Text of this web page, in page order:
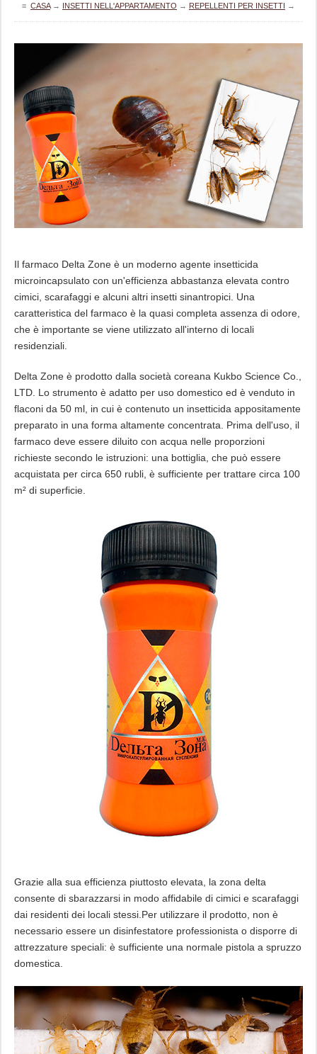
≡ CASA→ INSETTI NELL'APPARTAMENTO → REPELLENTI PER INSETTI →
Il farmaco Delta Zone è un moderno agente insetticida
microincapsulato con un'efficienza abbastanza elevata contro
cimici, scarafaggi e alcuni altri insetti sinantropici. Una
caratteristica del farmaco è la quasi completa assenza di odore,
che è importante se viene utilizzato all'interno di locali
residenziali.
Delta Zone è prodotto dalla società coreana Kukbo Science Co.,
LTD. Lo strumento è adatto per uso domestico ed è venduto in
flaconi da 50 ml, in cui è contenuto un insetticida appositamente
preparato in una forma altamente concentrata. Prima dell'uso, il
farmaco deve essere diluito con acqua nelle proporzioni
richieste secondo le istruzioni: una bottiglia, che può essere
acquistata per circa 650 rubli, è sufficiente per trattare circa 100
m² di superficie.
Grazie alla sua efficienza piuttosto elevata, la zona delta
consente di sbarazzarsi in modo affidabile di cimici e scarafaggi
dai residenti dei locali stessi.Per utilizzare il prodotto, non è
necessario essere un disinfestatore professionista o disporre di
attrezzature speciali: è sufficiente una normale pistola a spruzzo
domestica.